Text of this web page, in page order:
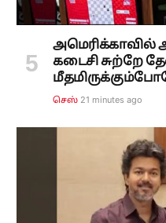
அமெரிக்காவில்
கடைசி சுற்றே
செஸ் 21 minutes ago